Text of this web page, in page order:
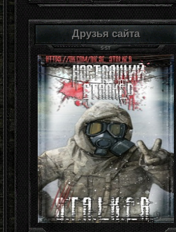
Друзья сайта